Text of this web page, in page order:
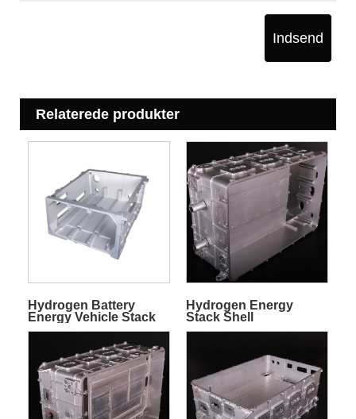
Indsend
Relaterede produkter
Hydrogen Battery
Energy Vehicle Stack
Hydrogen Energy
Stack Shell